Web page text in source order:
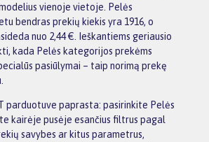
vienoje vietoje. Pelės
bendras prekių kiekis yra 1916, o
nuo 2,44 €. Ieškantiems geriausio
kada Pelės kategorijos prekėms
pasiūlymai – taip norimą prekę
parduotuve paprasta: pasirinkite Pelės
kairėje pusėje esančius filtrus pagal
savybes ar kitus parametrus,